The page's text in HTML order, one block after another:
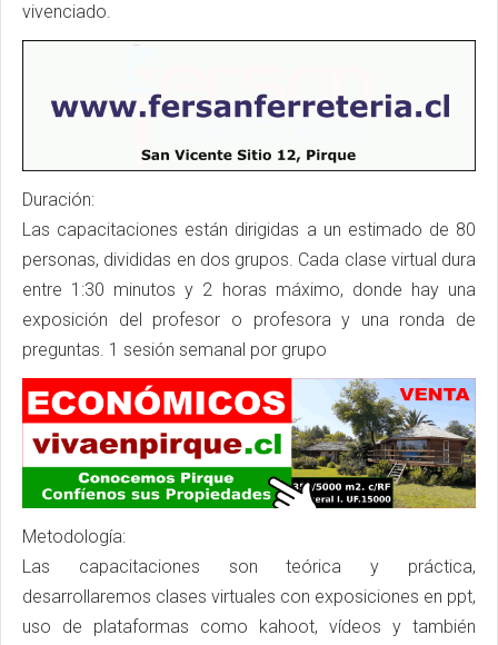
vivenciado.
Duración:
Las capacitaciones están dirigidas a un estimado de 80
personas, divididas en dos grupos. Cada clase virtual dura
entre 1:30 minutos y 2 horas máximo, donde hay una
exposición del profesor o profesora y una ronda de
preguntas. 1 sesión semanal por grupo
Metodología:
Las capacitaciones son teórica y práctica,
desarrollaremos clases virtuales con exposiciones en ppt,
uso de plataformas como kahoot, vídeos y también